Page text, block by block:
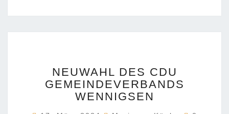
DES
CDU
GEMEINDEVERBANDS
NEUWAHL DES CDU
GEMEINDEVERBANDS
WENNIGSEN